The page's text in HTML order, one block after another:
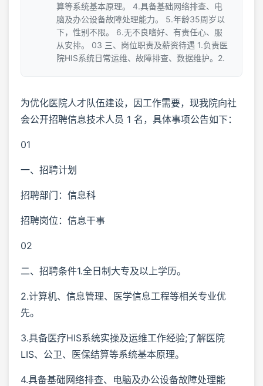
算等系统基本原理。 4.具备基础网络排查、电
脑及办公设备故障处理能力。 5.年龄35周岁以
下，性别不限。 6.无不良嗜好、有责任心、服
从安排。 03 三、岗位职责及薪资待遇 1.负责医
院HIS系统日常运维、故障排查、数据维护。2.
为优化医院人才队伍建设，因工作需要，现我院向社
会公开招聘信息技术人员 1 名，具体事项公告如下：
01
一、招聘计划
招聘部门：信息科
招聘岗位：信息干事
02
二、招聘条件1.全日制大专及以上学历。
2.计算机、信息管理、医学信息工程等相关专业优
先。
3.具备医疗HIS系统实操及运维工作经验;了解医院
LIS、公卫、医保结算等系统基本原理。
4.具备基础网络排查、电脑及办公设备故障处理能